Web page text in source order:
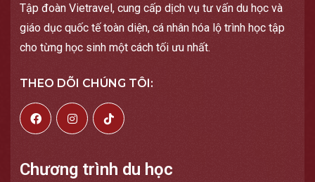
Tập đoàn Vietravel, cung cấp dịch vụ tư vấn du học và
giáo dục quốc tế toàn diện, cá nhân hóa lộ trình học tập
cho từng học sinh một cách tối ưu nhất.
THEO DÕI CHÚNG TÔI:
Chương trình du học